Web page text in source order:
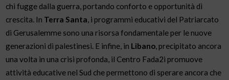
chi fugge dalla guerra, portando conforto e opportunità di
crescita. In Terra Santa , i programmi educativi del Patriarcato
di Gerusalemme sono una risorsa fondamentale per le nuove
generazioni di palestinesi. E infine, in Libano , precipitato ancora
una volta in una crisi profonda, il Centro Fada2i promuove
attività educative nel Sud che permettono di sperare ancora che